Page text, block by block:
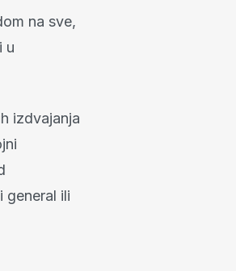
na sve,
u
izdvajanja
general ili